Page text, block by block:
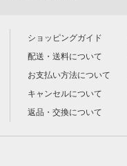
ショッピングガイド
配送・送料について
お支払い方法について
キャンセルについて
返品・交換について